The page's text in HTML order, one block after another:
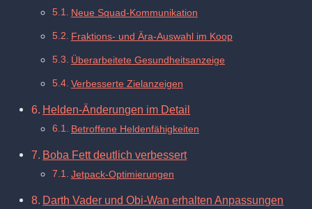
Neue Squad-Kommunikation
Fraktions- und Ära-Auswahl im Koop
Überarbeitete Gesundheitsanzeige
Verbesserte Zielanzeigen
Helden-Änderungen im Detail
Betroffene Heldenfähigkeiten
Boba Fett deutlich verbessert
Jetpack-Optimierungen
Darth Vader und Obi-Wan erhalten Anpassungen